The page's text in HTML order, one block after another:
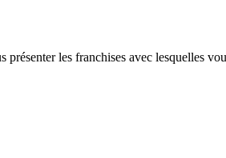
les franchises avec lesquelles